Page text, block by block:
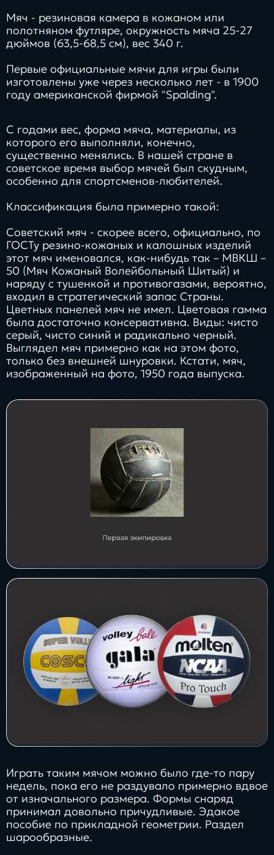
Мяч - резиновая камера в кожаном или
полотняном футляре, окружность мяча 25-27
дюймов (63,5-68,5 см), вес 340 г.
Первые официальные мячи для игры были
изготовлены уже через несколько лет - в 1900
году американской фирмой "Spalding".
С годами вес, форма мяча, материалы, из
которого его выполняли, конечно,
существенно менялись. В нашей стране в
советское время выбор мячей был скудным,
особенно для спортсменов-любителей.
Классификация была примерно такой:
Советский мяч - скорее всего, официально, по
ГОСТу резино-кожаных и калошных изделий
этот мяч именовался, как-нибудь так – МВКШ –
50 (Мяч Кожаный Волейбольный Шитый) и
наряду с тушенкой и противогазами, вероятно,
входил в стратегический запас Страны.
Цветных панелей мяч не имел. Цветовая гамма
была достаточно консервативна. Виды: чисто
серый, чисто синий и радикально черный.
Выглядел мяч примерно как на этом фото,
только без внешней шнуровки. Кстати, мяч,
изображенный на фото, 1950 года выпуска.
Играть таким мячом можно было где-то пару
недель, пока его не раздувало примерно вдвое
от изначального размера. Формы снаряд
принимал довольно причудливые. Эдакое
пособие по прикладной геометрии. Раздел
шарообразные.